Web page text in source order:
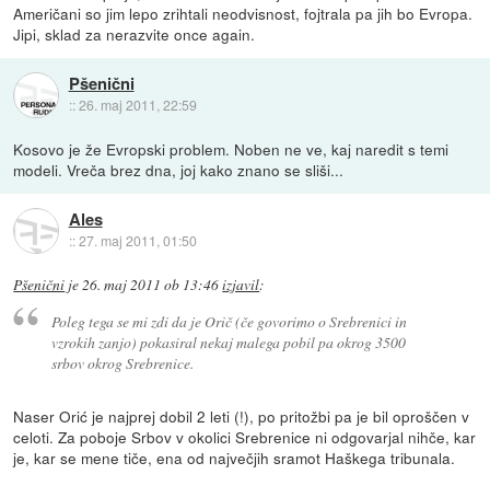
Američani so jim lepo zrihtali neodvisnost, fojtrala pa jih bo Evropa.
Jipi, sklad za nerazvite once again.
Pšenični
::26. maj 2011, 22:59
Kosovo je že Evropski problem. Noben ne ve, kaj naredit s temi
modeli. Vreča brez dna, joj kako znano se sliši...
Ales
::27. maj 2011, 01:50
Pšenični je26. maj 2011 ob 13:46izjavil:
Poleg tega se mi zdi da je Orič (če govorimo o Srebrenici in
vzrokih zanjo) pokasiral nekaj malega pobil pa okrog 3500
srbov okrog Srebrenice.
Naser Orić je najprej dobil 2 leti (!), po pritožbi pa je bil oproščen v
celoti. Za poboje Srbov v okolici Srebrenice ni odgovarjal nihče, kar
je, kar se mene tiče, ena od največjih sramot Haškega tribunala.